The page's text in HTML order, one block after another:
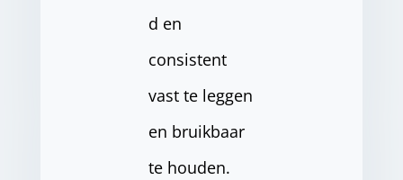
d en
consistent
vast te leggen
en bruikbaar
te houden.